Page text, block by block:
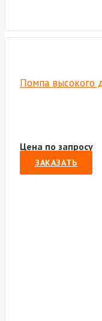
Помпа высокого
Цена по запросу
ЗАКАЗАТЬ